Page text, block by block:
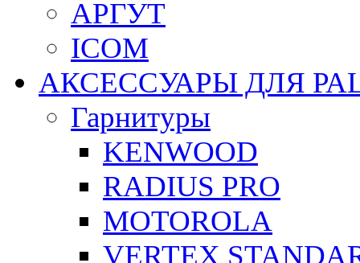
АРГУТ
ICOM
АКСЕССУАРЫ ДЛЯ
Гарнитуры
KENWOOD
RADIUS PRO
MOTOROLA
VERTEX